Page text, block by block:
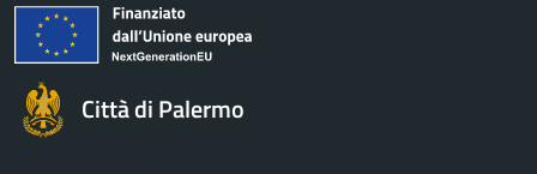
Città di Palermo